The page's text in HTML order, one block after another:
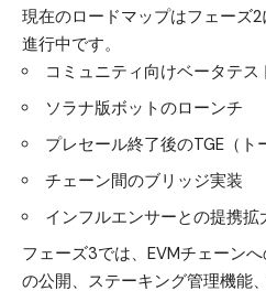
現在のロードマップはフェーズ
進行中です。
コミュニティ向けベータテス
ソラナ版ボットのローンチ
プレセール終了後のTGE（ト
チェーン間のブリッジ実装
インフルエンサーとの提携拡
フェーズ3では、EVMチェーン
の公開、ステーキング管理機能